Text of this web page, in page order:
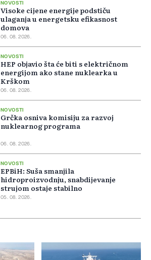
NOVOSTI
Visoke cijene energije podstiču
ulaganja u energetsku efikasnost
domova
06. 08. 2026.
NOVOSTI
HEP objavio šta će biti s električnom
energijom ako stane nuklearka u
Krškom
06. 08. 2026.
NOVOSTI
Grčka osniva komisiju za razvoj
nuklearnog programa
06. 08. 2026.
NOVOSTI
EPBiH: Suša smanjila
hidroproizvodnju, snabdijevanje
strujom ostaje stabilno
05. 08. 2026.